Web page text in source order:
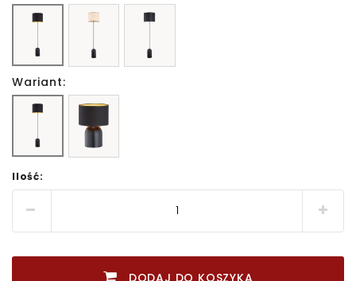
Wariant:
Ilość:
DODAJ DO KOSZYKA